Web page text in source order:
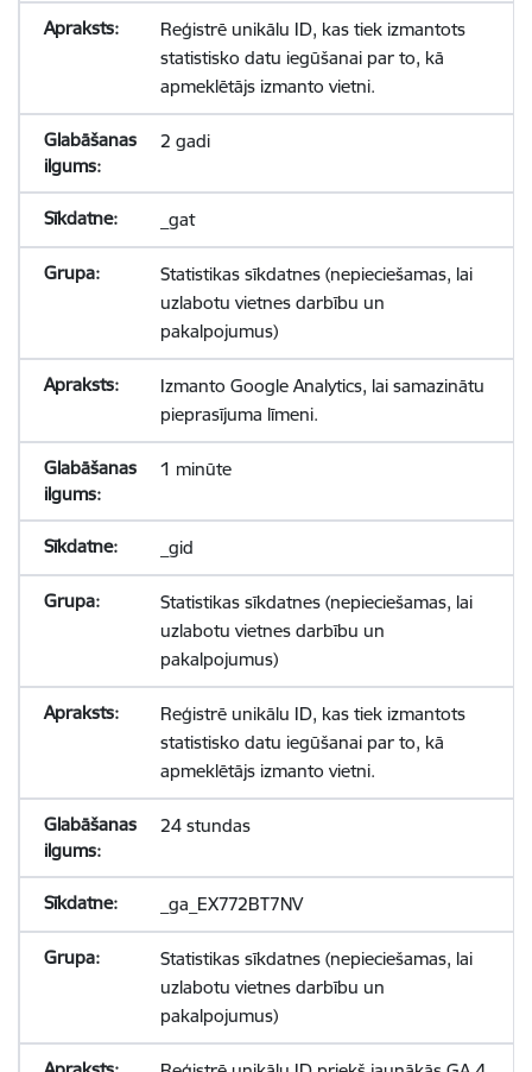
Reģistrē unikālu ID, kas tiek izmantots
statistisko datu iegūšanai par to, kā
apmeklētājs izmanto vietni.
2 gadi
_gat
Statistikas sīkdatnes (nepieciešamas, lai
uzlabotu vietnes darbību un
pakalpojumus)
Izmanto Google Analytics, lai samazinātu
pieprasījuma līmeni.
1 minūte
_gid
Statistikas sīkdatnes (nepieciešamas, lai
uzlabotu vietnes darbību un
pakalpojumus)
Reģistrē unikālu ID, kas tiek izmantots
statistisko datu iegūšanai par to, kā
apmeklētājs izmanto vietni.
24 stundas
_ga_EX772BT7NV
Statistikas sīkdatnes (nepieciešamas, lai
uzlabotu vietnes darbību un
pakalpojumus)